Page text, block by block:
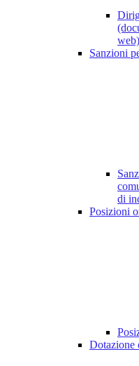
web)
Sanzioni
di
Posizioni
Dotazione